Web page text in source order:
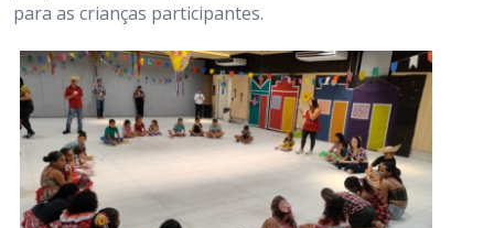
para as crianças participantes.